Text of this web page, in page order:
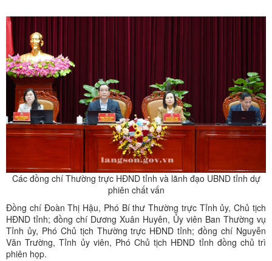
Các đồng chí Thường trực HĐND tỉnh và lãnh đạo UBND tỉnh dự
phiên chất vấn
Đồng chí Đoàn Thị Hậu, Phó Bí thư Thường trực Tỉnh ủy, Chủ tịch
HĐND tỉnh; đồng chí Dương Xuân Huyên, Ủy viên Ban Thường vụ
Tỉnh ủy, Phó Chủ tịch Thường trực HĐND tỉnh; đồng chí Nguyễn
Văn Trường, Tỉnh ủy viên, Phó Chủ tịch HĐND tỉnh đồng chủ trì
phiên họp.